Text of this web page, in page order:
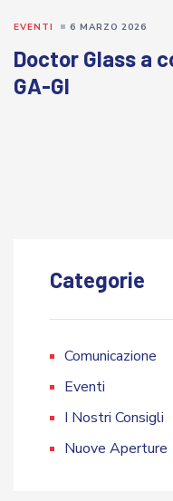
Doctor Glass a
GA-GI
EVENTI 6 MARZO 2026
Categorie
Comunicazione
Eventi
I Nostri Consigli
Nuove Aperture